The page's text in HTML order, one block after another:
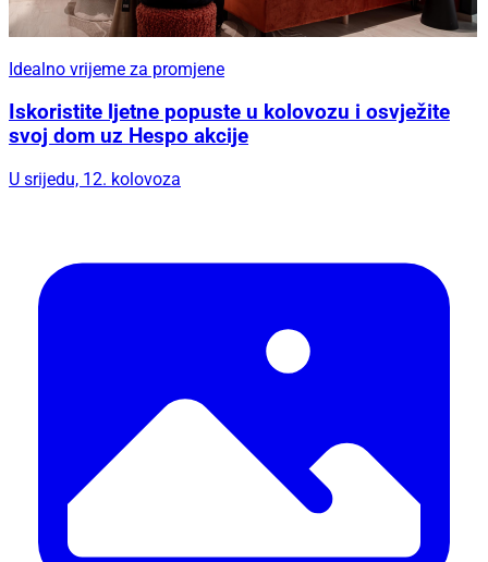
Idealno vrijeme za promjene
Iskoristite ljetne popuste u kolovozu i osvježite
svoj dom uz Hespo akcije
U srijedu, 12. kolovoza